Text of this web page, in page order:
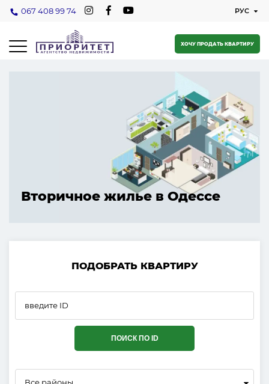
067 408 99 74
ХОЧУ ПРОДАТЬ КВАРТИРУ
Вторичное жилье в Одессе
ПОДОБРАТЬ КВАРТИРУ
ПОИСК ПО ID
Все районы